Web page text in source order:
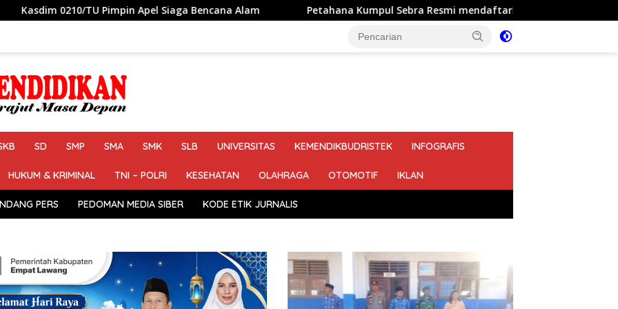
Apel Siaga Bencana Alam Petahana Kumpul Sebra Resmi mendaftarkan diri sebagai calon Kepala Desa Jejalen
SD SMP SMA SMK SLB UNIVERSITAS KEMENDIKBUDRISTEK INFOGRAFIS
HUKUM & KRIMINAL TNI – POLRI KESEHATAN OLAHRAGA OTOMOTIF IKLAN
PERS PEDOMAN MEDIA SIBER KODE ETIK JURNALIS